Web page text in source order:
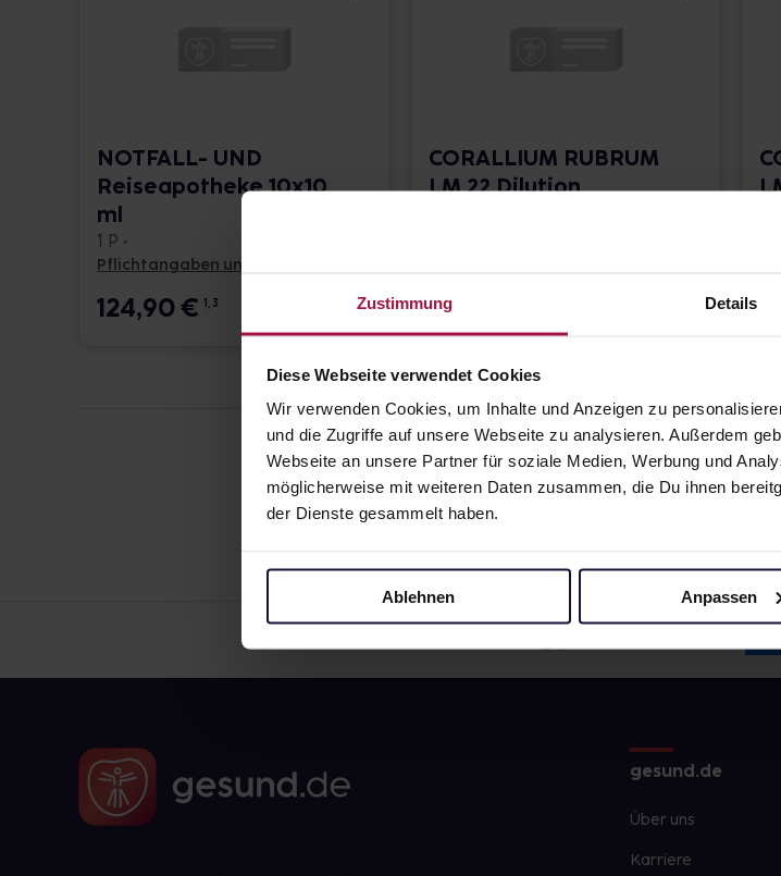
Zustimmung Details
Diese Webseite verwendet Cookies
Wir verwenden Cookies, um Inhalte und Anzeigen zu
und die Zugriffe auf unsere Webseite zu analysieren. Außerdem
Webseite an unsere Partner für soziale Medien, Werbung und
möglicherweise mit weiteren Daten zusammen, die Du ihnen
der Dienste gesammelt haben.
Ablehnen Anpassen
NOTFALL- UND
Reiseapotheke 10x10
ml
1 P •
Pflichtangaben und Details
124,90€ 1, 3
CORALLIUM RUBRUM
LM 22 Dilution
17,66
gesund.de
Über uns
Karriere